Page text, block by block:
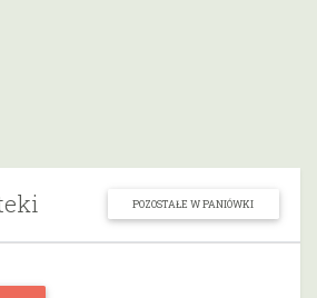
POZOSTAŁE W PANIÓWKI